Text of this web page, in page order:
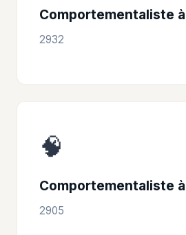
Comportementaliste
2932
🧠
Comportementaliste
2905